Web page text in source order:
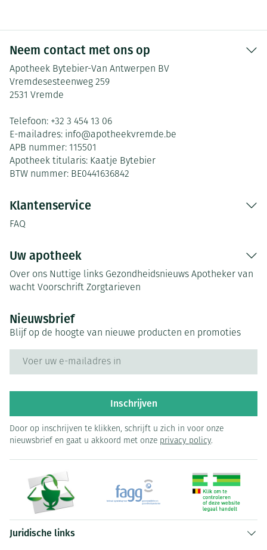
Neem contact met ons op
Apotheek Bytebier-Van Antwerpen BV
Vremdesesteenweg 259
2531 Vremde
Telefoon: +32 3 454 13 06
E-mailadres: info@apotheekvremde.be
APB nummer: 115501
Apotheek titularis: Kaatje Bytebier
BTW nummer: BE0441636842
Klantenservice
FAQ
Uw apotheek
Over ons Nuttige links Gezondheidsnieuws Apotheker van
wacht Voorschrift Zorgtarieven
Nieuwsbrief
Blijf op de hoogte van nieuwe producten en promoties
Inschrijven
Door op inschrijven te klikken, schrijft u zich in voor onze
nieuwsbrief en gaat u akkoord met onze privacy policy.
Juridische links